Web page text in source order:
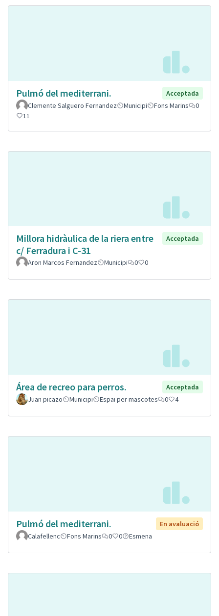
Pulmó del mediterrani.
Acceptada
Clemente Salguero Fernandez
Municipi Fons Marins
0
11
Millora hidràulica de la riera entre
c/ Ferradura i C-31
Acceptada
Aron Marcos Fernandez Municipi 0 0
Área de recreo para perros.
Acceptada
Juan picazo
Municipi Espai per mascotes 0 4
Pulmó del mediterrani.
En avaluació
Calafellenc
Fons Marins 0 0 Esmena